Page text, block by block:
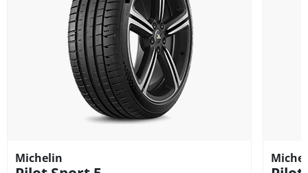
Michelin